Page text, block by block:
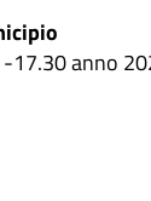
17.30 anno